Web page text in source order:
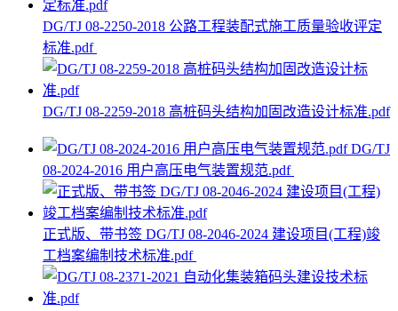
DG/TJ 08-2250-2018 公路工程装配式施工质量验收评定
标准.pdf
DG/TJ 08-2259-2018 高桩码头结构加固改造设计标准.pdf
DG/TJ
08-2024-2016 用户高压电气装置规范.pdf
正式版、带书签 DG/TJ 08-2046-2024 建设项目(工程)竣
工档案编制技术标准.pdf